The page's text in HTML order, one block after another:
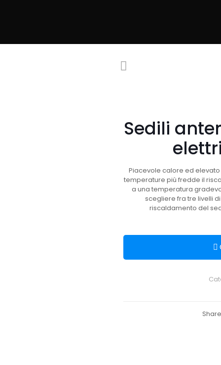
Sedili
Piacevole calore ed
temperature più fredde il
a una temperatura
scegliere fra tre livelli
riscaldamento del
Share